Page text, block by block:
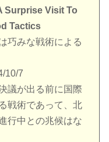
Surprise Visit To
Tactics
巧みな戦術による
10/7
議が出る前に国際
戦術であって、北
行中との兆候はな